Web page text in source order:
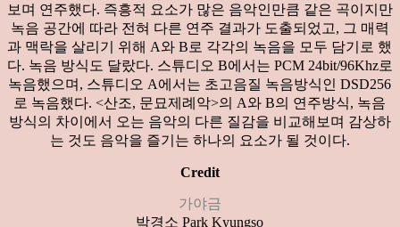
보며 연주했다. 즉흥적 요소가 많은 음악인만큼 같은 곡이지만
녹음 공간에 따라 전혀 다른 연주 결과가 도출되었고, 그 매력
과 맥락을 살리기 위해 A와 B로 각각의 녹음을 모두 담기로 했
다. 녹음 방식도 달랐다. 스튜디오 B에서는 PCM 24bit/96Khz로
녹음했으며, 스튜디오 A에서는 초고음질 녹음방식인 DSD256
로 녹음했다. <산조, 문묘제례악>의 A와 B의 연주방식, 녹음
방식의 차이에서 오는 음악의 다른 질감을 비교해보며 감상하
는 것도 음악을 즐기는 하나의 요소가 될 것이다.
Credit
가야금
박경소 Park Kyungso